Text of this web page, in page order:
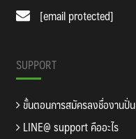
[email protected]
SUPPORT
ขั้นตอนการสมัครลงชื่องานปั่น
LINE@ support คืออะไร